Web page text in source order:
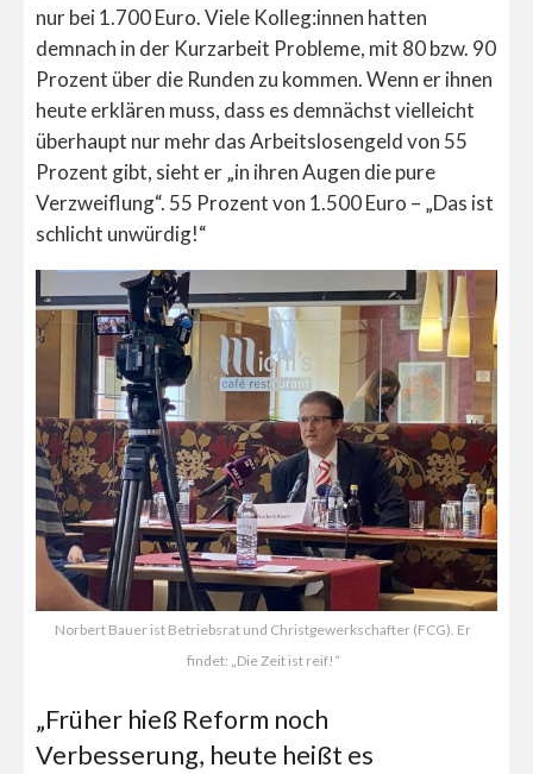
nur bei 1.700 Euro. Viele Kolleg:innen hatten
demnach in der Kurzarbeit Probleme, mit 80 bzw. 90
Prozent über die Runden zu kommen. Wenn er ihnen
heute erklären muss, dass es demnächst vielleicht
überhaupt nur mehr das Arbeitslosengeld von 55
Prozent gibt, sieht er „in ihren Augen die pure
Verzweiflung“. 55 Prozent von 1.500 Euro – „Das ist
schlicht unwürdig!“
Norbert Bauer ist Betriebsrat und Christgewerkschafter (FCG). Er
findet: „Die Zeit ist reif!“
„Früher hieß Reform noch
Verbesserung, heute heißt es